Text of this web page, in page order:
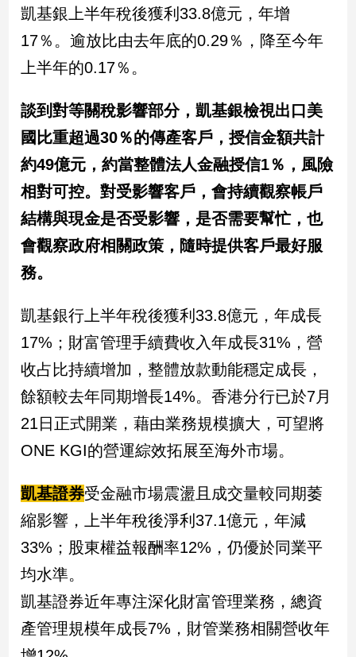
寵
物
Pet
音
專
區
合
作
媒
體
稿
專
區
【我
的
觀
凱基銀上半年稅後獲利33.8億元，年增
17％。逾放比由去年底的0.29％，降至今年
上半年的0.17％。
談到對等關稅影響部分，凱基銀檢視出口美
國比重超過30％的傳產客戶，授信金額共計
約49億元，約當整體法人金融授信1％，風險
相對可控。對受影響客戶，會持續觀察帳戶
結構與現金是否受影響，是否需要幫忙，也
會觀察政府相關政策，隨時提供客戶最好服
務。
凱基銀行上半年稅後獲利33.8億元，年成長
17%；財富管理手續費收入年成長31%，營
收占比持續增加，整體放款動能穩定成長，
餘額較去年同期增長14%。香港分行已於7月
21日正式開業，藉由業務規模擴大，可望將
ONE KGI的營運綜效拓展至海外市場。
凱基證券受金融市場震盪且成交量較同期萎
縮影響，上半年稅後淨利37.1億元，年減
33%；股東權益報酬率12%，仍優於同業平
均水準。
凱基證券近年專注深化財富管理業務，總資
產管理規模年成長7%，財管業務相關營收年